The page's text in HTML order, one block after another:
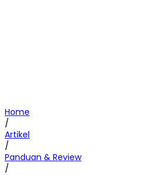
Home
/
Artikel
/
Panduan & Review
/